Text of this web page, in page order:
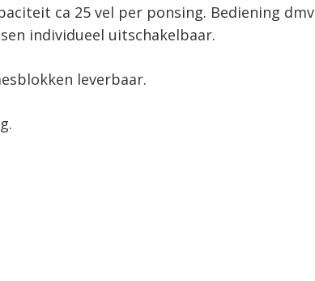
ca 25 vel per ponsing. Bediening dmv
individueel uitschakelbaar.
leverbaar.